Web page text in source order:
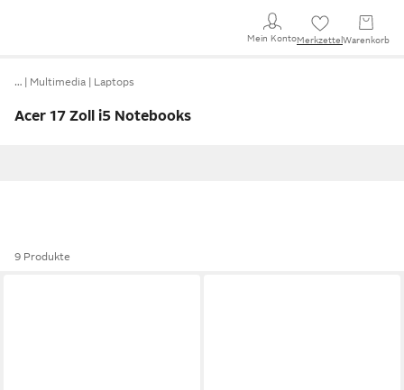
Mein KontoMerkzettel Warenkorb
… Multimedia Laptops
Acer 17 Zoll i5 Notebooks
9 Produkte